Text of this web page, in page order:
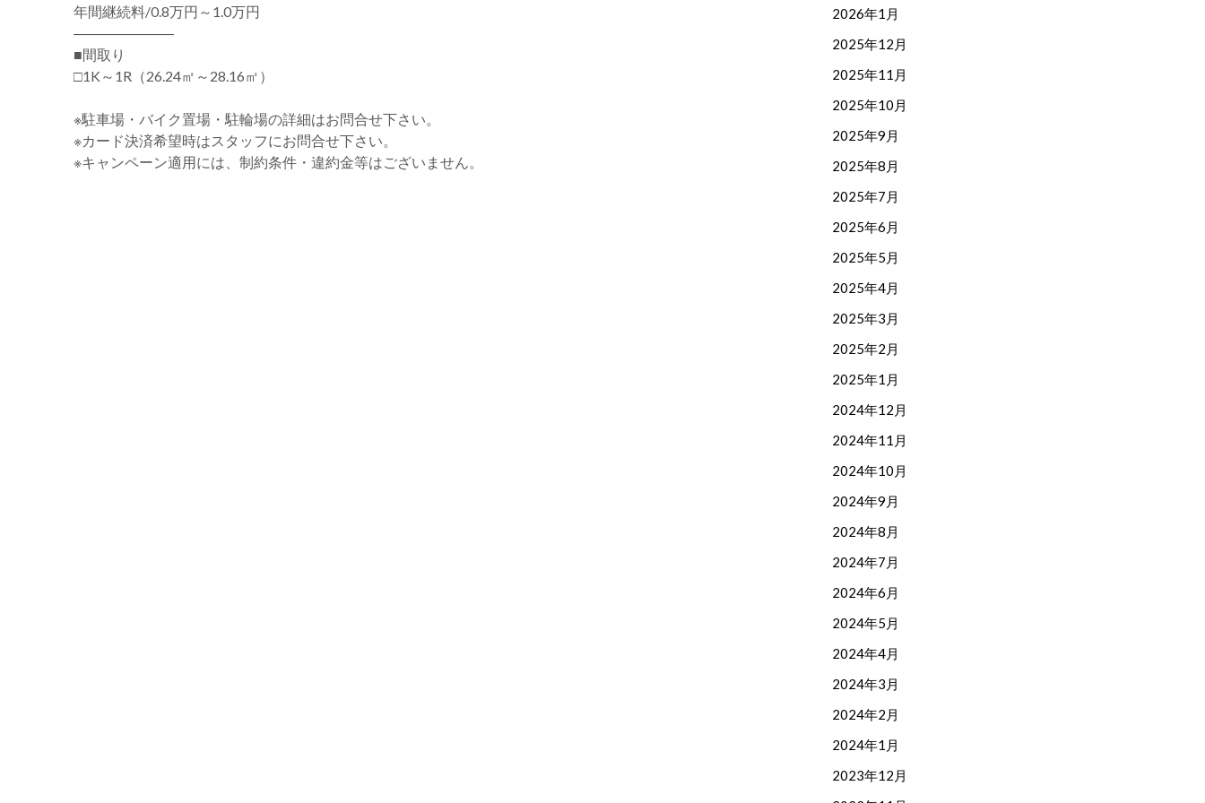
年間継続料/0.8万円～1.0万円
―――――――
■間取り
□1K～1R（26.24㎡～28.16㎡）
※駐車場・バイク置場・駐輪場の詳細はお問合せ下さい。
※カード決済希望時はスタッフにお問合せ下さい。
※キャンペーン適用には、制約条件・違約金等はございません。
2026年1月
2025年12月
2025年11月
2025年10月
2025年9月
2025年8月
2025年7月
2025年6月
2025年5月
2025年4月
2025年3月
2025年2月
2025年1月
2024年12月
2024年11月
2024年10月
2024年9月
2024年8月
2024年7月
2024年6月
2024年5月
2024年4月
2024年3月
2024年2月
2024年1月
2023年12月